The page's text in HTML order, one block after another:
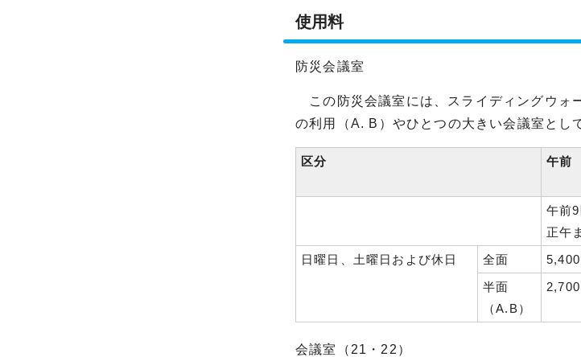
使用料
防災会議室
この防災会議室には、スライディングウォ
の利用（A. B）やひとつの大きい会議室とし
区分 午前
午前
正午
日曜日、土曜日および休日
全面 5,400
半面
（A.B）
会議室（21・22）